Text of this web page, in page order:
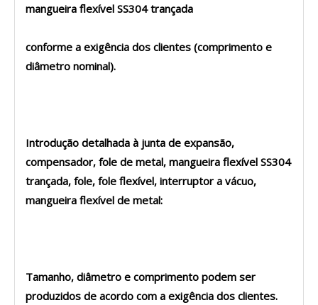
mangueira flexível SS304 trançada
conforme a exigência dos clientes (comprimento e
diâmetro nominal).
Introdução detalhada à junta de expansão,
compensador, fole de metal, mangueira flexível SS304
trançada, fole, fole flexível, interruptor a vácuo,
mangueira flexível de metal:
Tamanho, diâmetro e comprimento podem ser
produzidos de acordo com a exigência dos clientes.